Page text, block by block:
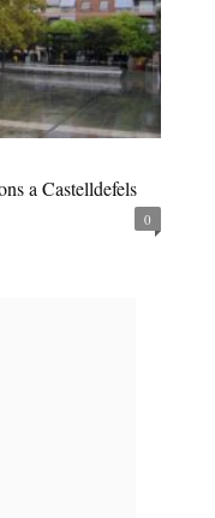
a Castelldefels
0